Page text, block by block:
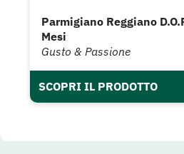
Parmigiano Reggiano
Mesi
Gusto & Passione
SCOPRI IL PRODOTTO